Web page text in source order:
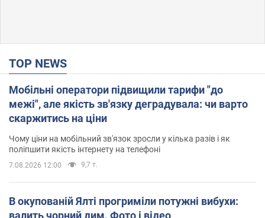
TOP NEWS
Мобільні оператори підвищили тарифи "до
межі", але якість зв'язку деградувала: чи варто
скаржитись на ціни
Чому ціни на мобільний зв'язок зросли у кілька разів і як
поліпшити якість інтернету на телефоні
7.08.2026 12:00 9,7 т.
В окупованій Ялті прогриміли потужні вибухи: